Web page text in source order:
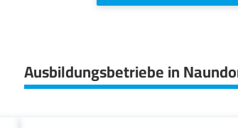
Ausbildungsbetriebe in